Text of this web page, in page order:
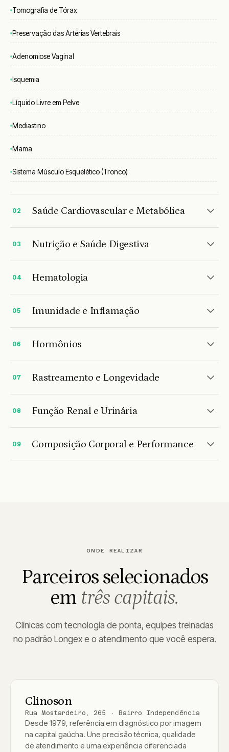
Tomografia de Tórax
Preservação das Artérias Vertebrais
Adenomiose Vaginal
Isquemia
Líquido Livre em Pelve
Mediastino
Mama
Sistema Músculo Esquelético (Tronco)
02 Saúde Cardiovascular e Metabólica
03 Nutrição e Saúde Digestiva
04 Hematologia
05 Imunidade e Inflamação
06 Hormônios
07 Rastreamento e Longevidade
08 Função Renal e Urinária
09 Composição Corporal e Performance
ONDE REALIZAR
Parceiros selecionados
em três capitais.
Clínicas com tecnologia de ponta, equipes treinadas
no padrão Longex e o atendimento que você espera.
Clinoson
Rua Mostardeiro, 265 · Bairro Independência
Desde 1979, referência em diagnóstico por imagem
na capital gaúcha. Une precisão técnica, qualidade
de atendimento e uma experiência diferenciada